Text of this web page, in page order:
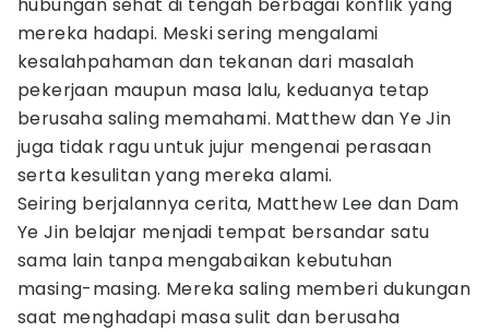
mereka hadapi. Meski sering mengalami
kesalahpahaman dan tekanan dari masalah
pekerjaan maupun masa lalu, keduanya tetap
berusaha saling memahami. Matthew dan Ye Jin
juga tidak ragu untuk jujur mengenai perasaan
serta kesulitan yang mereka alami.
Seiring berjalannya cerita, Matthew Lee dan Dam
Ye Jin belajar menjadi tempat bersandar satu
sama lain tanpa mengabaikan kebutuhan
masing-masing. Mereka saling memberi dukungan
saat menghadapi masa sulit dan berusaha